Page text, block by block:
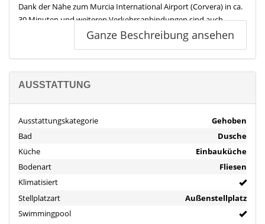
Dank der Nähe zum Murcia International Airport (Corvera) in ca.
30 Minuten und weiteren Verkehrsanbindungen sind auch
Deutschland und andere europäische Länder schnell erreichbar.
gleichermaßen ein attraktives Umfeld.
Ausstattung
Zeitgemäßer Komfort trifft auf Energieeffizienz
3 Schlafzimmer
2 Badezimmer
Offener Wohn- & Essbereich
Moderne Einbauküche inkl. Elektrogeräte
Private Poolanlage mit Wasserfall
Großzügige Dachterrasse mit Sommerküche
Umlaufende Terrassen & Patioflächen
Aerothermie-System für Warmwasser
Ganze Beschreibung ansehen
AUSSTATTUNG
Ausstattungskategorie
Gehoben
Bad
Dusche
Küche
Einbauküche
Bodenart
Fliesen
Klimatisiert
Stellplatzart
Außenstellplatz
Swimmingpool